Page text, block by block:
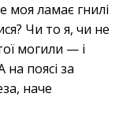
моя ламає гнилі
Чи то я, чи не
могили — і
на поясі за
наче